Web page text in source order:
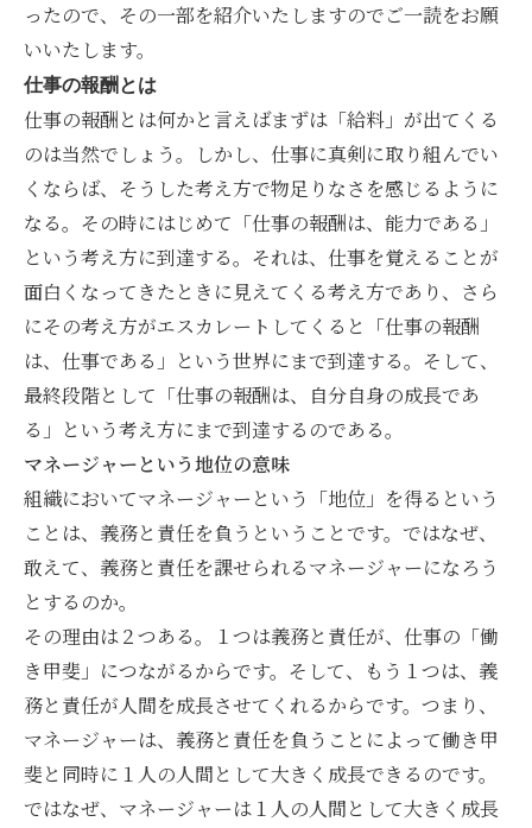
ったので、その一部を紹介いたしますのでご一読をお願
いいたします。
仕事の報酬とは
仕事の報酬とは何かと言えばまずは「給料」が出てくる
のは当然でしょう。しかし、仕事に真剣に取り組んでい
くならば、そうした考え方で物足りなさを感じるように
なる。その時にはじめて「仕事の報酬は、能力である」
という考え方に到達する。それは、仕事を覚えることが
面白くなってきたときに見えてくる考え方であり、さら
にその考え方がエスカレートしてくると「仕事の報酬
は、仕事である」という世界にまで到達する。そして、
最終段階として「仕事の報酬は、自分自身の成長であ
る」という考え方にまで到達するのである。
マネージャーという地位の意味
組織においてマネージャーという「地位」を得るという
ことは、義務と責任を負うということです。ではなぜ、
敢えて、義務と責任を課せられるマネージャーになろう
とするのか。
その理由は２つある。１つは義務と責任が、仕事の「働
き甲斐」につながるからです。そして、もう１つは、義
務と責任が人間を成長させてくれるからです。つまり、
マネージャーは、義務と責任を負うことによって働き甲
斐と同時に１人の人間として大きく成長できるのです。
ではなぜ、マネージャーは１人の人間として大きく成長